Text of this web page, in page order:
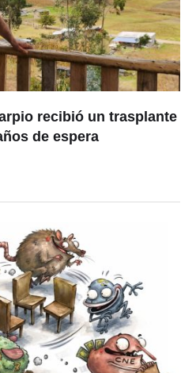
recibió un trasplante
de espera